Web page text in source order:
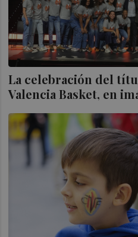
La celebración del
Valencia Basket, en